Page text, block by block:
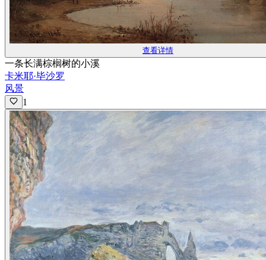
查看详情
一条长满棕榈树的小溪
卡米耶·毕沙罗
风景
1